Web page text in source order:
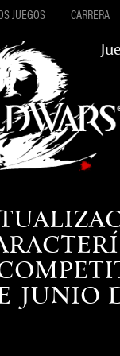
JUEGOS CARRERA
JUNIO